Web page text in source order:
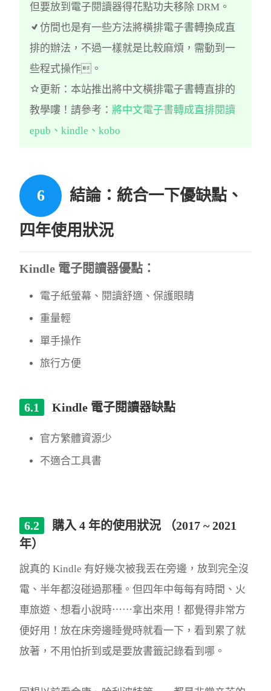
但要放到電子閱讀器得花點功夫移除 DRM。
仿間也是有一些方法將橫排電子書轉換成直
排的辦法，不過一樣就是比較麻煩，需動到一
些程式操作。
更新：本站推出將中文橫排電子書轉直排的
教學嘍！請參考： 將中文電子書轉成直排閱讀
epub、kindle、kobo
結論：統合一下優缺點、
四年使用狀況
Kindle 電子閱讀器優點：
電子紙螢幕、閱讀舒適、保護眼睛
重量輕
單手操作
旅行方便
Kindle 電子閱讀器缺點
官方繁體資源少
不適合工具書
購入 4 年的使用狀況 （2017 ~ 2021
年）
說真的 Kindle 有好幾次被我丟在旁邊，放到完全沒
電、半年都沒碰過那種。但四年中每每有時間、火
車旅遊、想看小說時⋯⋯拿出來用！都覺得非常方
便好用！放在床旁邊睡覺時就看一下，看到累了就
放著，不用怕折到或是要放書籤記錄看到哪。